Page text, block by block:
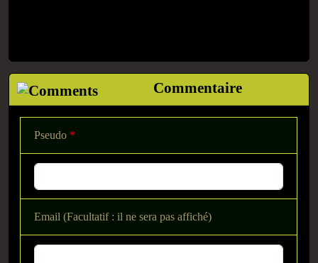
Commentaire
Pseudo *
Email (Facultatif : il ne sera pas affiché)